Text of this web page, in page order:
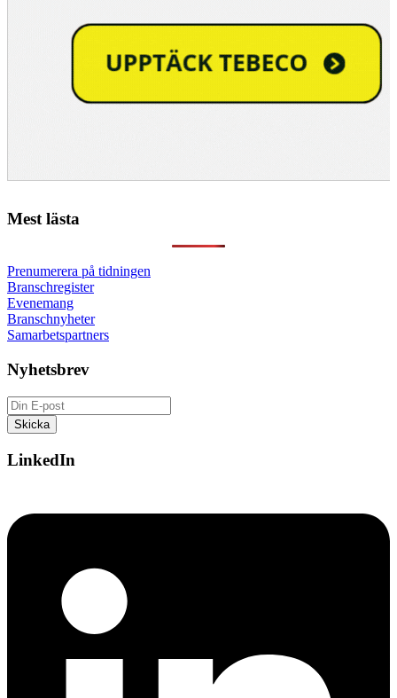
Mest lästa
Prenumerera på tidningen
Branschregister
Evenemang
Branschnyheter
Samarbetspartners
Nyhetsbrev
LinkedIn